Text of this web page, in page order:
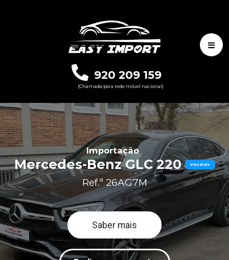
920 209 159
(Chamada para rede móvel nacional)
Importação
Mercedes-Benz GLC 220 Vendido
Ref.ª 26AG7M
Saber mais